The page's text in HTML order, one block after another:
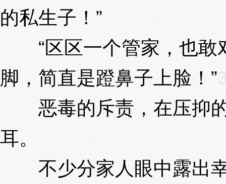
的私生子！”
“区区一个管家，也敢
脚，简直是蹬鼻子上脸！”
恶毒的斥责，在压抑的
耳。
不少分家人眼中露出幸